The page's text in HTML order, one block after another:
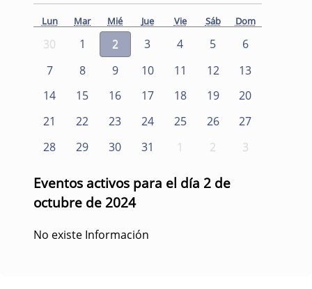
Lun Mar Mié Jue Vie Sáb Dom
30 1 2 3 4 5
6
7
8 9 10 11 12
13
14
15 16 17 18 19
20
21
22 23 24 25 26
27
28
29 30 31 1 2 3
Eventos activos para el día 2 de
octubre de 2024
No existe Información